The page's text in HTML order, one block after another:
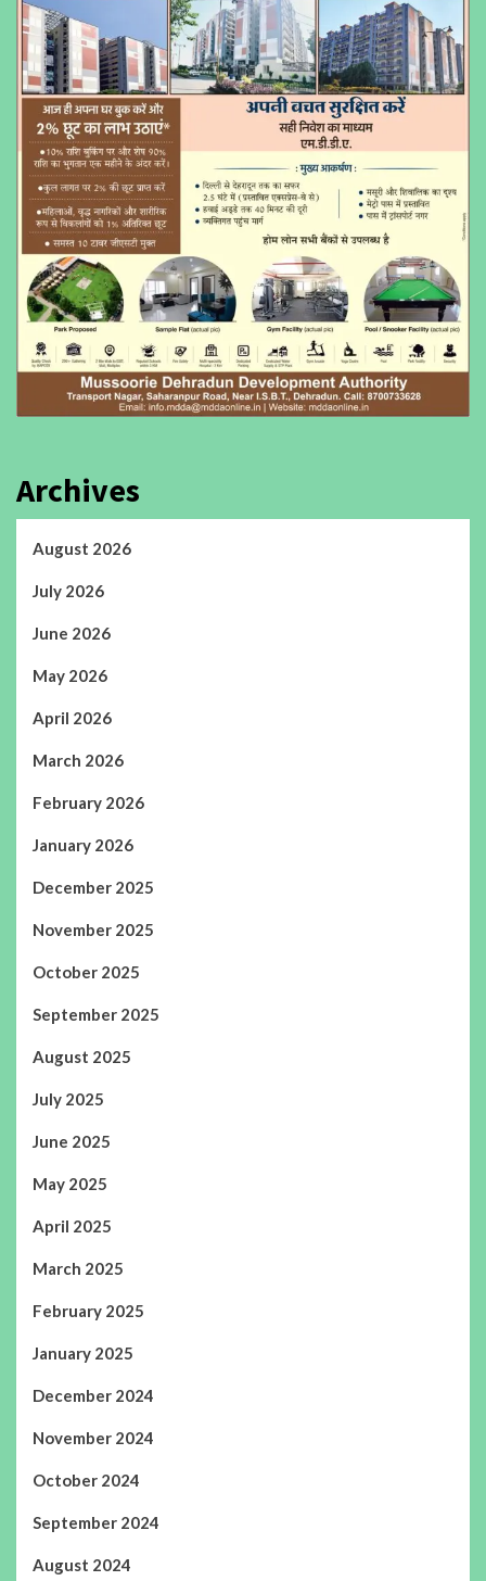
Archives
August 2026
July 2026
June 2026
May 2026
April 2026
March 2026
February 2026
January 2026
December 2025
November 2025
October 2025
September 2025
August 2025
July 2025
June 2025
May 2025
April 2025
March 2025
February 2025
January 2025
December 2024
November 2024
October 2024
September 2024
August 2024